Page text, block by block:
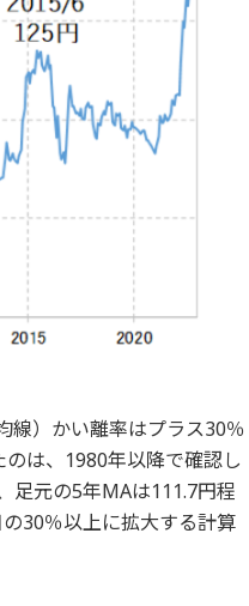
線）かい離率はプラス30％
は、1980年以降で確認し
足元の5年MAは111.7円程
30％以上に拡大する計算